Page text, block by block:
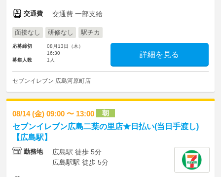
交通費 交通費 一部支給
面接なし 研修なし 駅チカ
応募締切
08月13日（木）
16:30
募集人数
1人
詳細を見る
セブンイレブン 広島河原町店
08/14 (金) 09:00 〜 13:00 朝
セブンイレブン広島二葉の里店★日払い(当日手渡し)
【広島駅】
勤務地
広島駅 徒歩 5分
広島駅駅 徒歩 5分